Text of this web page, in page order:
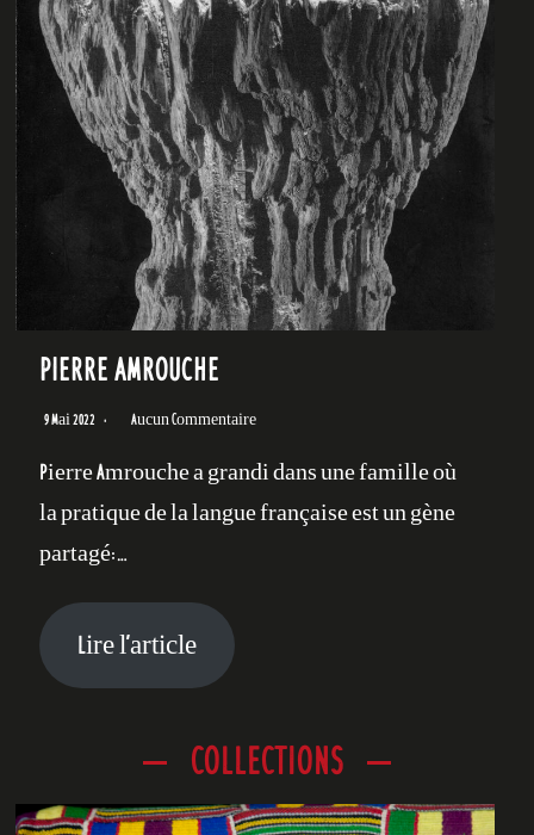
PIERRE AMROUCHE
9 Mai 2022 Aucun Commentaire
Pierre Amrouche a grandi dans une famille où
la pratique de la langue française est un gène
partagé:…
Lire l’article
COLLECTIONS